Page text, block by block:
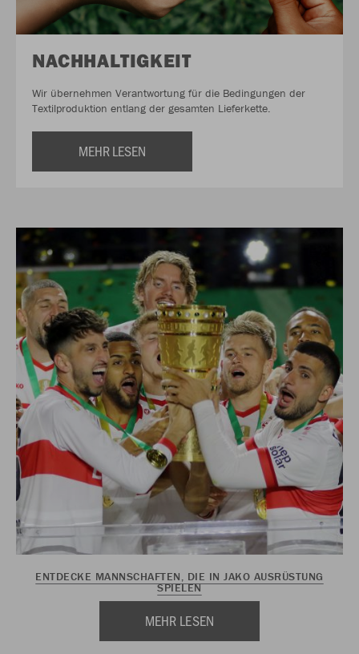
NACHHALTIGKEIT
Wir übernehmen Verantwortung für die Bedingungen der
Textilproduktion entlang der gesamten Lieferkette.
MEHR LESEN
ENTDECKE MANNSCHAFTEN, DIE IN JAKO AUSRÜSTUNG
SPIELEN
MEHR LESEN